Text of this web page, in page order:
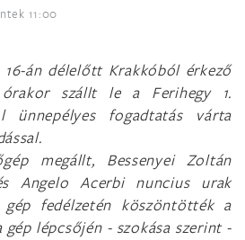
11:00
16-án délelőtt Krakkóból érkező
órakor szállt le a Ferihegy 1.
ünnepélyes fogadtatás várta
megállt, Bessenyei Zoltán
Angelo Acerbi nuncius urak
fedélzetén köszöntötték a
gép lépcsőjén - szokása szerint -